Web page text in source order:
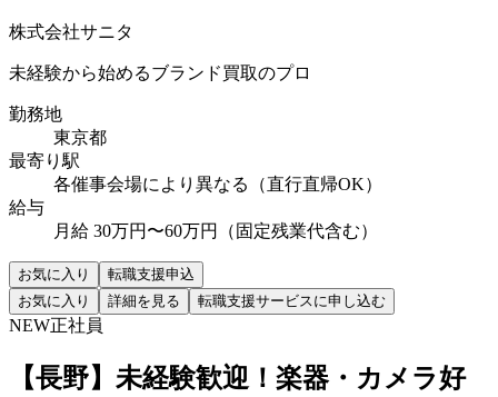
株式会社サニタ
未経験から始めるブランド買取のプロ
勤務地
東京都
最寄り駅
各催事会場により異なる（直行直帰OK）
給与
月給 30万円〜60万円（固定残業代含む）
お気に入り
転職支援申込
お気に入り
詳細を見る 転職支援サービスに申し込む
NEW正社員
【長野】未経験歓迎！楽器・カメラ好